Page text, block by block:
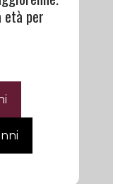
giunto il
whisky
scozzesi,
dalle
selezionati
e
per